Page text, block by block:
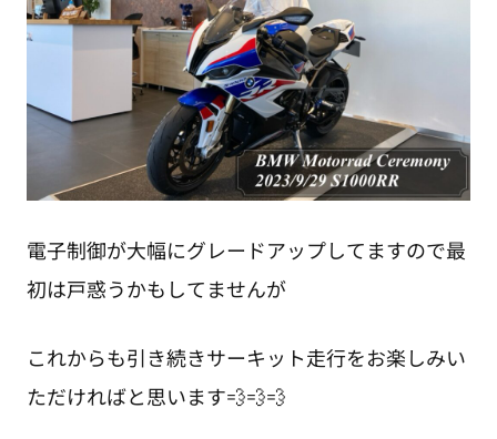
電子制御が大幅にグレードアップしてますので最
初は戸惑うかもしてませんが
これからも引き続きサーキット走行をお楽しみい
ただければと思います💨💨💨